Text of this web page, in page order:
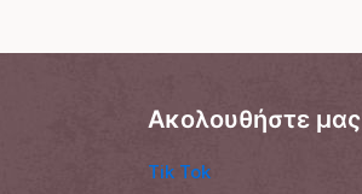
Ακολουθήστε μας
Tik Tok